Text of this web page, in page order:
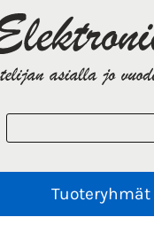
Tuoteryhmät